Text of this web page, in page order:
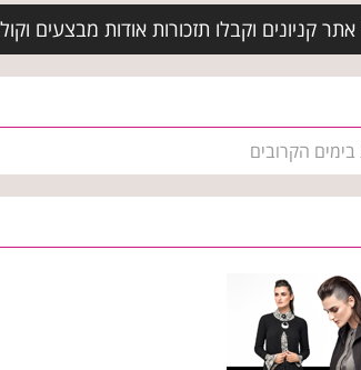
קניונים וקבלו תזכורות אודות מבצעים
הקרובים